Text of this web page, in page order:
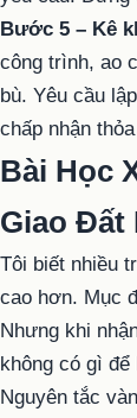
Bước 5 – Kê
công trình, ao
bù. Yêu cầu
chấp nhận
Bài Học
Giao Đất
Tôi biết nhiều
cao hơn. Mục
Nhưng khi
không có gì
Nguyên tắc